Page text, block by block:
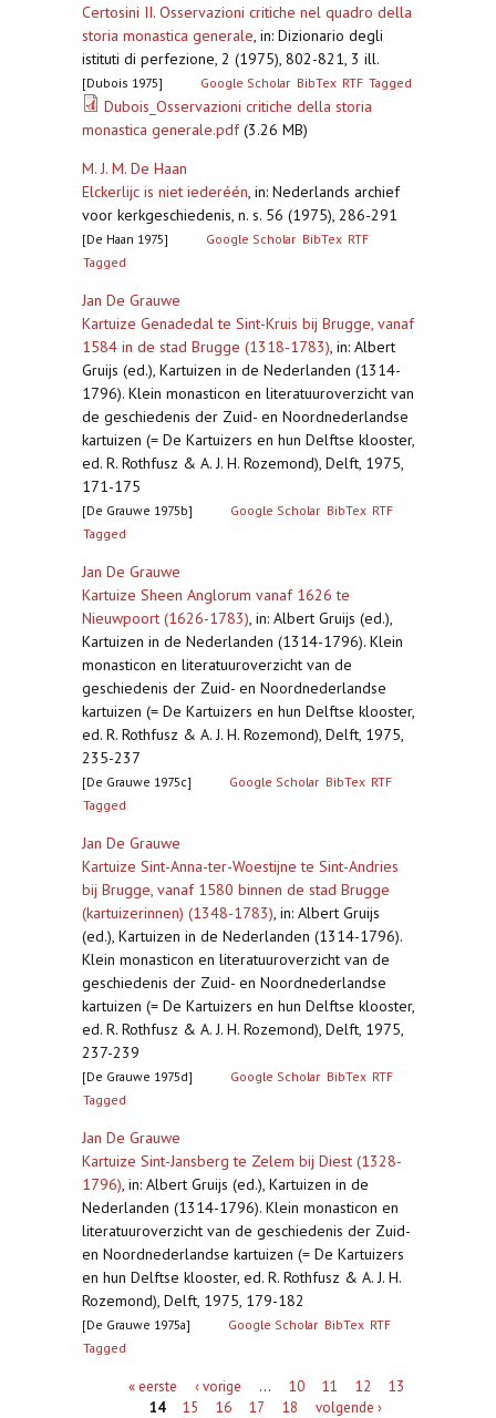
Certosini II. Osservazioni critiche nel quadro della
storia monastica generale, in: Dizionario degli
istituti di perfezione, 2 (1975), 802-821, 3 ill.
[Dubois 1975] Google Scholar BibTex RTF Tagged
Dubois_Osservazioni critiche della storia
monastica generale.pdf(3.26 MB)
M. J. M. De Haan
Elckerlijc is niet iederéén, in: Nederlands archief
voor kerkgeschiedenis, n. s. 56 (1975), 286-291
[De Haan 1975] Google Scholar BibTex RTF
Tagged
Jan De Grauwe
Kartuize Genadedal te Sint-Kruis bij Brugge, vanaf
1584 in de stad Brugge (1318-1783), in: Albert
Gruijs (ed.), Kartuizen in de Nederlanden (1314-
1796). Klein monasticon en literatuuroverzicht van
de geschiedenis der Zuid- en Noordnederlandse
kartuizen (= De Kartuizers en hun Delftse klooster,
ed. R. Rothfusz & A. J. H. Rozemond), Delft, 1975,
171-175
[De Grauwe 1975b] Google Scholar BibTex RTF
Tagged
Jan De Grauwe
Kartuize Sheen Anglorum vanaf 1626 te
Nieuwpoort (1626-1783), in: Albert Gruijs (ed.),
Kartuizen in de Nederlanden (1314-1796). Klein
monasticon en literatuuroverzicht van de
geschiedenis der Zuid- en Noordnederlandse
kartuizen (= De Kartuizers en hun Delftse klooster,
ed. R. Rothfusz & A. J. H. Rozemond), Delft, 1975,
235-237
[De Grauwe 1975c] Google Scholar BibTex RTF
Tagged
Jan De Grauwe
Kartuize Sint-Anna-ter-Woestijne te Sint-Andries
bij Brugge, vanaf 1580 binnen de stad Brugge
(kartuizerinnen) (1348-1783), in: Albert Gruijs
(ed.), Kartuizen in de Nederlanden (1314-1796).
Klein monasticon en literatuuroverzicht van de
geschiedenis der Zuid- en Noordnederlandse
kartuizen (= De Kartuizers en hun Delftse klooster,
ed. R. Rothfusz & A. J. H. Rozemond), Delft, 1975,
237-239
[De Grauwe 1975d] Google Scholar BibTex RTF
Tagged
Jan De Grauwe
Kartuize Sint-Jansberg te Zelem bij Diest (1328-
1796), in: Albert Gruijs (ed.), Kartuizen in de
Nederlanden (1314-1796). Klein monasticon en
literatuuroverzicht van de geschiedenis der Zuid-
en Noordnederlandse kartuizen (= De Kartuizers
en hun Delftse klooster, ed. R. Rothfusz & A. J. H.
Rozemond), Delft, 1975, 179-182
[De Grauwe 1975a] Google Scholar BibTex RTF
Tagged
Pagina's« eerste ‹ vorige … 10 11 12
13
14
15 16 17 18 volgende ›